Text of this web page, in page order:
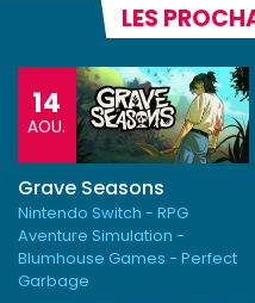
LES
14
AOU.
Grave Seasons
Nintendo Switch - RPG
Aventure Simulation -
Blumhouse Games - Perfect
Garbage